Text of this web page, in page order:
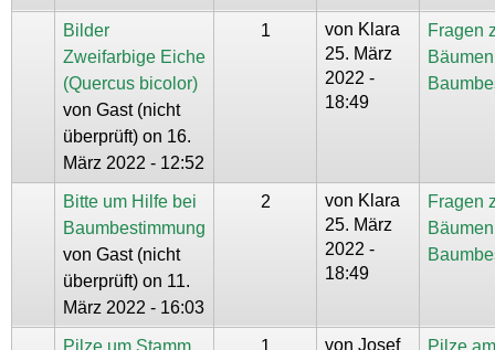
Bilder
Zweifarbige Eiche
(Quercus bicolor)
von Gast (nicht
überprüft) on 16.
März 2022 - 12:52
1 von Klara
25. März
2022 -
18:49
Fragen
Bitte um Hilfe bei
Baumbestimmung
von Gast (nicht
überprüft) on 11.
März 2022 - 16:03
2 von Klara
25. März
2022 -
18:49
Fragen
Pilze um Stamm
1 von Josef
Pilze